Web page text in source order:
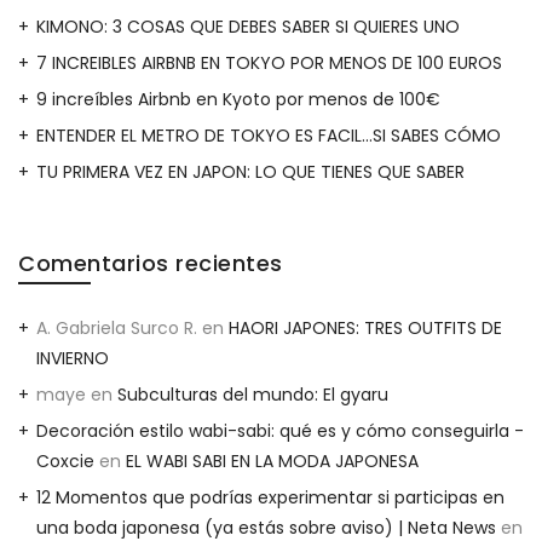
KIMONO: 3 COSAS QUE DEBES SABER SI QUIERES UNO
7 INCREIBLES AIRBNB EN TOKYO POR MENOS DE 100 EUROS
9 increíbles Airbnb en Kyoto por menos de 100€
ENTENDER EL METRO DE TOKYO ES FACIL…SI SABES CÓMO
TU PRIMERA VEZ EN JAPON: LO QUE TIENES QUE SABER
Comentarios recientes
A. Gabriela Surco R. en HAORI JAPONES: TRES OUTFITS DE
INVIERNO
maye en Subculturas del mundo: El gyaru
Decoración estilo wabi-sabi: qué es y cómo conseguirla -
Coxcie en EL WABI SABI EN LA MODA JAPONESA
12 Momentos que podrías experimentar si participas en
una boda japonesa (ya estás sobre aviso) | Neta News en